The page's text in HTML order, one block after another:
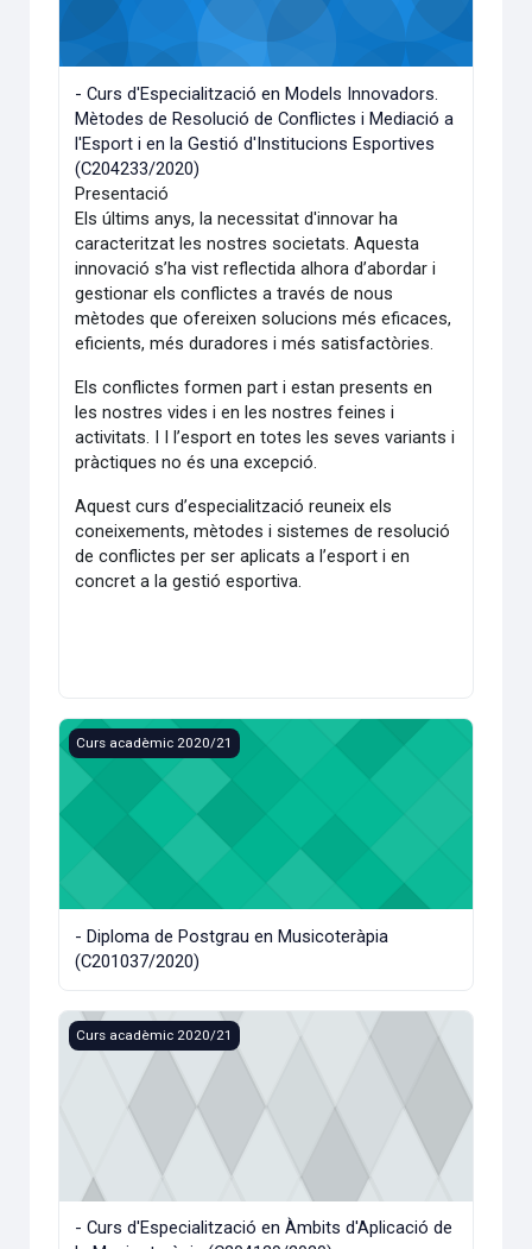
- Curs d'Especialització en Models Innovadors.
Mètodes de Resolució de Conflictes i Mediació a
l'Esport i en la Gestió d'Institucions Esportives
(C204233/2020)
Presentació
Els últims anys, la necessitat d'innovar ha
caracteritzat les nostres societats. Aquesta
innovació s’ha vist reflectida alhora d’abordar i
gestionar els conflictes a través de nous
mètodes que ofereixen solucions més eficaces,
eficients, més duradores i més satisfactòries.
Els conflictes formen part i estan presents en
les nostres vides i en les nostres feines i
activitats. I I l’esport en totes les seves variants i
pràctiques no és una excepció.
Aquest curs d’especialització reuneix els
coneixements, mètodes i sistemes de resolució
de conflictes per ser aplicats a l’esport i en
concret a la gestió esportiva.
- Diploma de Postgrau en Musicoteràpia (C201037/2020)
Curs acadèmic 2020/21
- Diploma de Postgrau en Musicoteràpia
(C201037/2020)
- Curs d'Especialització en Àmbits d'Aplicació de la
Curs acadèmic 2020/21
- Curs d'Especialització en Àmbits d'Aplicació de